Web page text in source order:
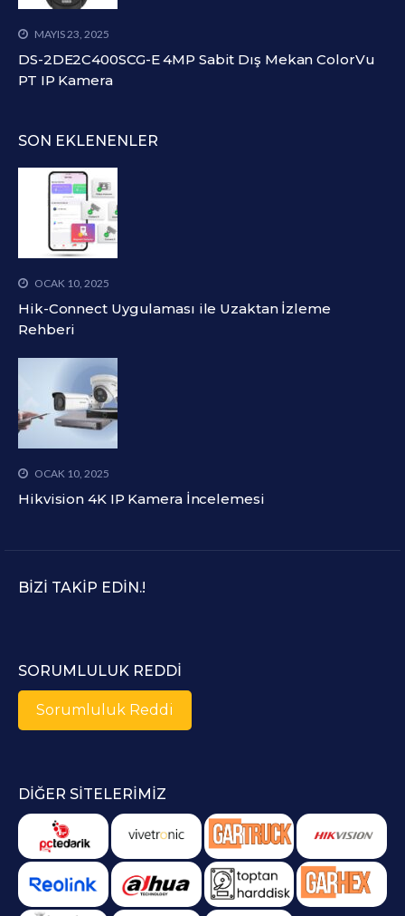
MAYIS 23, 2025
DS-2DE2C400SCG-E 4MP Sabit Dış Mekan ColorVu
PT IP Kamera
SON EKLENENLER
OCAK 10, 2025
Hik-Connect Uygulaması ile Uzaktan İzleme
Rehberi
OCAK 10, 2025
Hikvision 4K IP Kamera İncelemesi
BIZI TAKIP EDIN.!
SORUMLULUK REDDI
Sorumluluk Reddi
DIĞER SITELERIMIZ